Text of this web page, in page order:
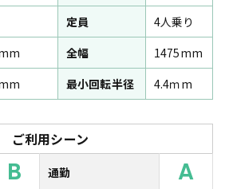
定員
4人乗り
全幅
1475mm
最小回転半径 4.4ｍm
ご利用シーン
B 通勤 A